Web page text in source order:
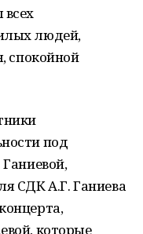
людей,
спокойной
под
СДК А.Г. Ганиева
которые